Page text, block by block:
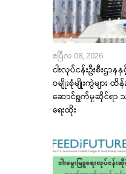
ဧပြီလ 08, 2026
ငါးလုပ်ငန်းဦးစီးဌာ
ဝမျိုးစုံမျိုးကွဲများ
ဆောင်ရွက်မှုဆိုင်ရာ
ရေးထိုး